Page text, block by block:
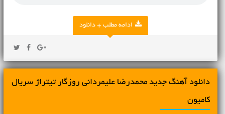
ادامه مطلب + دانلود
دانلود آهنگ جدید محمدرضا علیمردانی روزگار تیتراژ سریال
کامیون